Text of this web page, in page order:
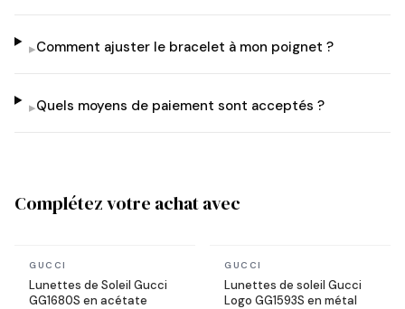
▸Comment ajuster le bracelet à mon poignet ?
▸Quels moyens de paiement sont acceptés ?
Complétez votre achat avec
En stock
GUCCI
Lunettes de Soleil Gucci
GG1680S en acétate
En stock
GUCCI
Lunettes de soleil Gucci
Logo GG1593S en métal